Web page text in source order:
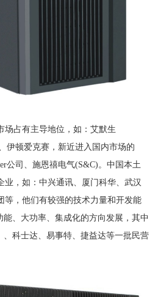
场占有主导地位，如：艾默生
伊顿爱克赛，新近进入国内市场的
公司、施恩禧电气(S&C)。中国本土
业，如：中兴通讯、厦门科华、武汉
等，他们有较强的技术力量和开发能
能、大功率、集成化的方向发展，其中
、科士达、易事特、捷益达等一批民营